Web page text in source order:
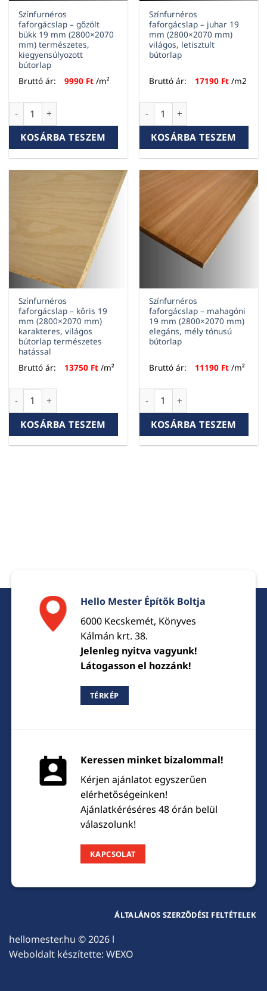
Színfurnéros
faforgácslap – gőzölt
bükk 19 mm (2800×2070
mm) természetes,
kiegyensúlyozott
bútorlap
Bruttó ár:
9990 Ft /m²
Színfurnéros faforgácslap – gőzölt bükk 19 mm
KOSÁRBA TESZEM
Színfurnéros
faforgácslap – juhar 19
mm (2800×2070 mm)
világos, letisztult
bútorlap
Bruttó ár: 17190 Ft /m2
Színfurnéros faforgácslap –
KOSÁRBA TESZEM
Színfurnéros
faforgácslap – kőris 19
mm (2800×2070 mm)
karakteres, világos
bútorlap természetes
hatással
Bruttó ár:
13750 Ft /m²
Színfurnéros faforgácslap – kőris 19 mm (2800×2070 mm)
KOSÁRBA TESZEM
Színfurnéros
faforgácslap – mahagóni
19 mm (2800×2070 mm)
elegáns, mély tónusú
bútorlap
Bruttó ár: 11190 Ft /m²
Színfurnéros faforgácslap –
KOSÁRBA TESZEM
Hello Mester Építők Boltja
6000 Kecskemét, Könyves
Kálmán krt. 38.
Jelenleg nyitva vagyunk!
Látogasson el hozzánk!
TÉRKÉP
Keressen minket bizalommal!
Kérjen ajánlatot egyszerűen
elérhetőségeinken!
Ajánlatkéréséres 48 órán belül
válaszolunk!
KAPCSOLAT
hellomester.hu © 2026 l
Weboldalt készítette: WEXO
ÁLTALÁNOS SZERZŐDÉSI FELTÉTELEK